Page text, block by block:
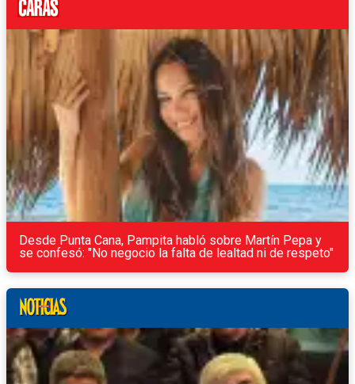
Desde Punta Cana, Pampita habló sobre Martín Pepa y
se confesó: "No negocio la falta de lealtad ni de respeto"